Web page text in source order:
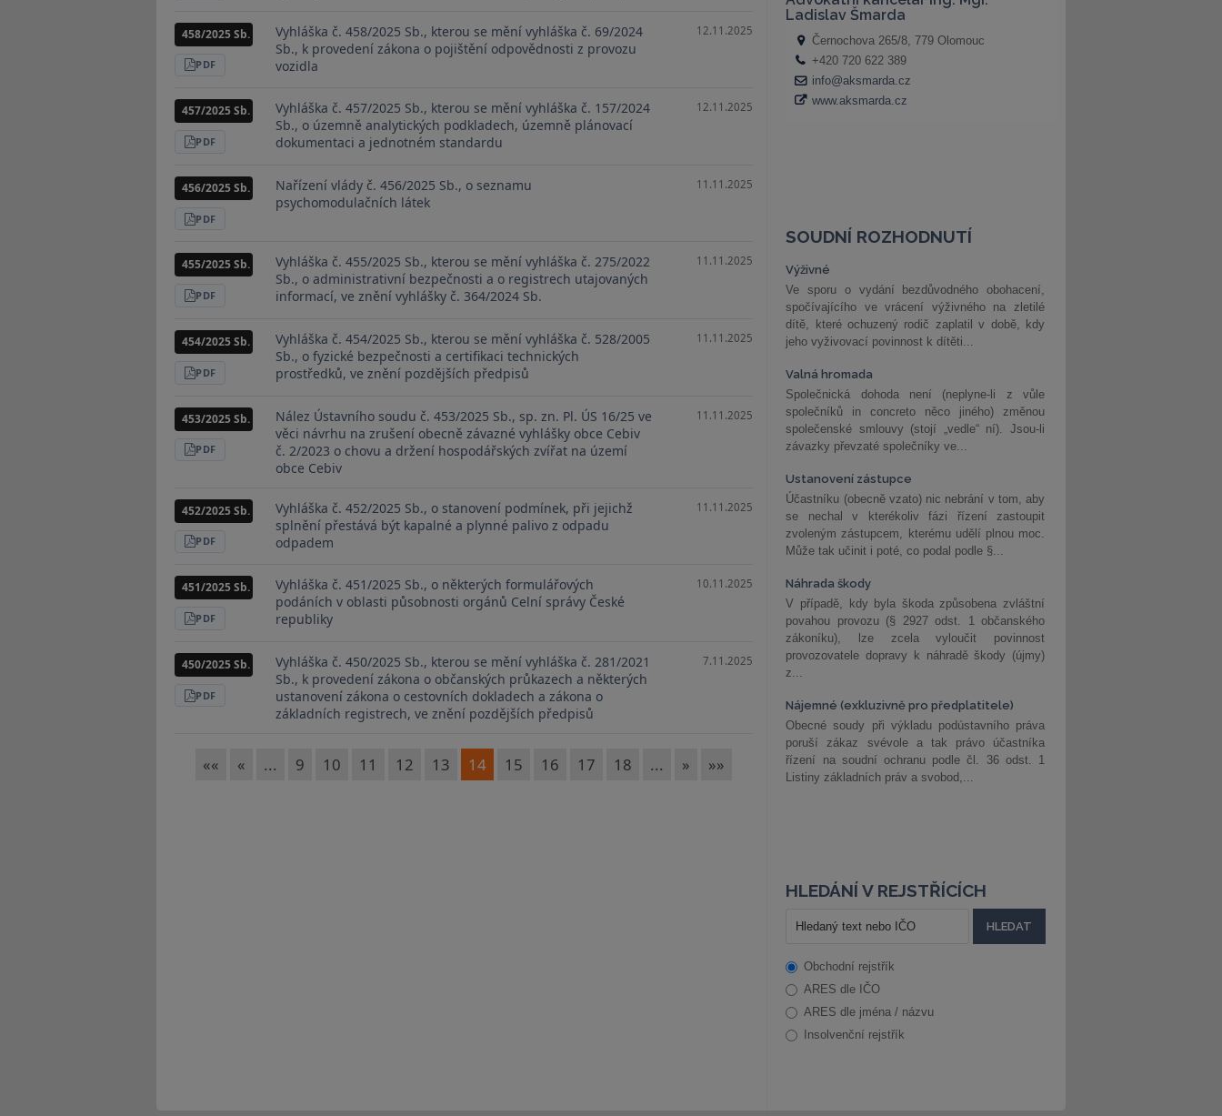
458/2025 Sb.
STÁHNOUT
Vyhláška č. 458/2025 Sb., kterou se mění vyhláška č. 69/2024
Sb., k provedení zákona o pojištění odpovědnosti z provozu
vozidla
12.11.2025
457/2025 Sb.
STÁHNOUT
Vyhláška č. 457/2025 Sb., kterou se mění vyhláška č. 157/2024
Sb., o územně analytických podkladech, územně plánovací
dokumentaci a jednotném standardu
12.11.2025
456/2025 Sb.
STÁHNOUT
Nařízení vlády č. 456/2025 Sb., o seznamu
psychomodulačních látek
11.11.2025
455/2025 Sb.
STÁHNOUT
Vyhláška č. 455/2025 Sb., kterou se mění vyhláška č. 275/2022
Sb., o administrativní bezpečnosti a o registrech utajovaných
informací, ve znění vyhlášky č. 364/2024 Sb.
11.11.2025
454/2025 Sb.
STÁHNOUT
Vyhláška č. 454/2025 Sb., kterou se mění vyhláška č. 528/2005
Sb., o fyzické bezpečnosti a certifikaci technických
prostředků, ve znění pozdějších předpisů
11.11.2025
453/2025 Sb.
STÁHNOUT
Nález Ústavního soudu č. 453/2025 Sb., sp. zn. Pl. ÚS 16/25 ve
věci návrhu na zrušení obecně závazné vyhlášky obce Cebiv
č. 2/2023 o chovu a držení hospodářských zvířat na území
obce Cebiv
11.11.2025
452/2025 Sb.
STÁHNOUT
Vyhláška č. 452/2025 Sb., o stanovení podmínek, při jejichž
splnění přestává být kapalné a plynné palivo z odpadu
odpadem
11.11.2025
451/2025 Sb.
STÁHNOUT
Vyhláška č. 451/2025 Sb., o některých formulářových
podáních v oblasti působnosti orgánů Celní správy České
republiky
10.11.2025
450/2025 Sb.
STÁHNOUT
Vyhláška č. 450/2025 Sb., kterou se mění vyhláška č. 281/2021
Sb., k provedení zákona o občanských průkazech a některých
ustanovení zákona o cestovních dokladech a zákona o
základních registrech, ve znění pozdějších předpisů
7.11.2025
«« « ... 9 10 11 12 13 14 15 16 17 18 ... » »»
SOUDNÍ ROZHODNUTÍ
Výživné
Ve sporu o vydání bezdůvodného obohacení,
spočívajícího ve vrácení výživného na zletilé
dítě, které ochuzený rodič zaplatil v době, kdy
jeho vyživovací povinnost k dítěti...
Valná hromada
Společnická dohoda není (neplyne-li z vůle
společníků in concreto něco jiného) změnou
společenské smlouvy (stojí „vedle“ ní). Jsou-li
závazky převzaté společníky ve...
Ustanovení zástupce
Účastníku (obecně vzato) nic nebrání v tom, aby
se nechal v kterékoliv fázi řízení zastoupit
zvoleným zástupcem, kterému udělí plnou moc.
Může tak učinit i poté, co podal podle §...
Náhrada škody
V případě, kdy byla škoda způsobena zvláštní
povahou provozu (§ 2927 odst. 1 občanského
zákoníku), lze zcela vyloučit povinnost
provozovatele dopravy k náhradě škody (újmy)
z...
Nájemné (exkluzivně pro předplatitele)
Obecné soudy při výkladu podústavního práva
poruší zákaz svévole a tak právo účastníka
řízení na soudní ochranu podle čl. 36 odst. 1
Listiny základních práv a svobod,...
HLEDÁNÍ V REJSTŘÍCÍCH
Obchodní rejstřík
ARES dle IČO
ARES dle jména / názvu
Insolvenční rejstřík